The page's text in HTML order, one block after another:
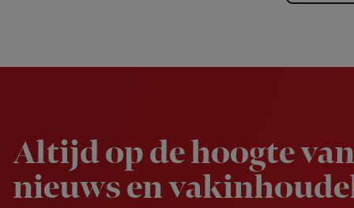
Altijd op de hoogte
nieuws en